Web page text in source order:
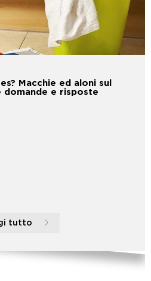
Macchie ed aloni sul
domande e risposte
tutto